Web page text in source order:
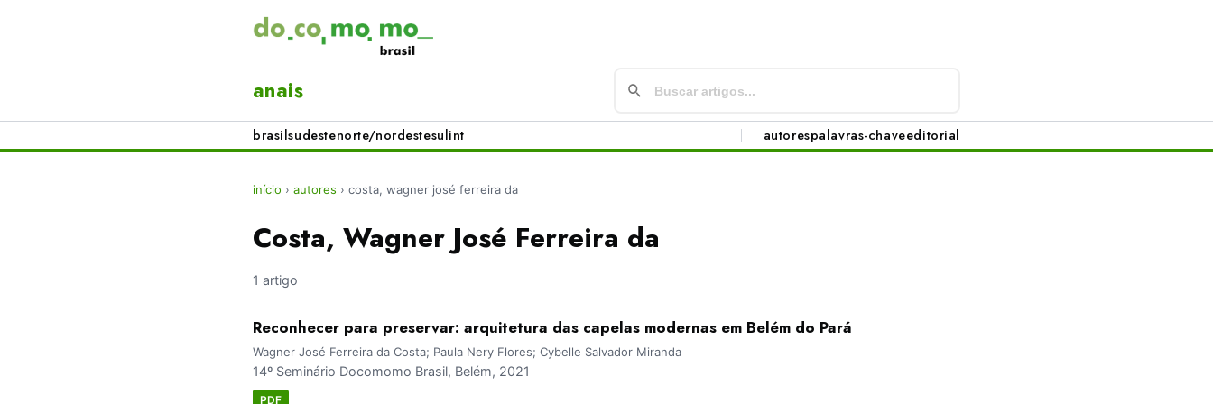
anais
brasilsudestenorte/nordestesulint autorespalavras-chaveeditorial
início › autores › costa, wagner josé ferreira da
Costa, Wagner José Ferreira da
1 artigo
Reconhecer para preservar: arquitetura das capelas modernas em Belém do Pará
Wagner José Ferreira da Costa; Paula Nery Flores; Cybelle Salvador Miranda
14º Seminário Docomomo Brasil, Belém, 2021
PDF